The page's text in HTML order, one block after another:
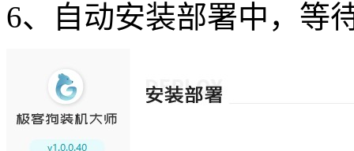
6、自动安装部署中，等